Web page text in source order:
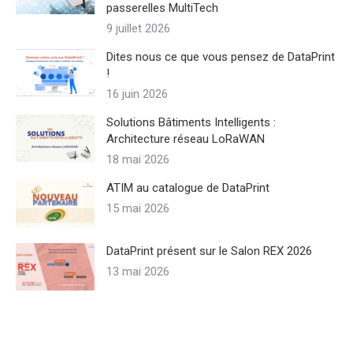
passerelles MultiTech
9 juillet 2026
Dites nous ce que vous pensez de DataPrint
!
16 juin 2026
Solutions Bâtiments Intelligents :
Architecture réseau LoRaWAN
18 mai 2026
ATIM au catalogue de DataPrint
15 mai 2026
DataPrint présent sur le Salon REX 2026
13 mai 2026